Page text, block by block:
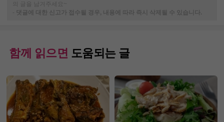
-
댓글에 대한 신고가 접수될 경우, 내용에 따라 즉시 삭제될 수 있습니다.
함께 읽으면 도움되는 글